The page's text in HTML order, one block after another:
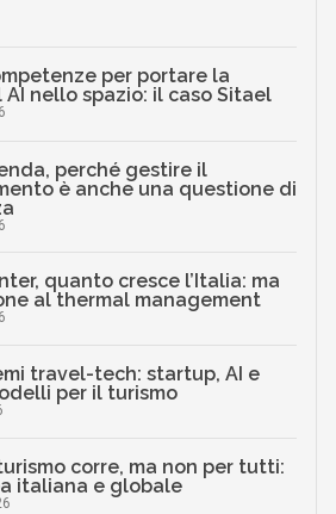
per portare la
AI nello spazio: il caso Sitael
perché gestire il
è anche una questione di
quanto cresce l’Italia: ma
al thermal management
travel-tech: startup, AI e
per il turismo
turismo corre, ma non per tutti:
italiana e globale